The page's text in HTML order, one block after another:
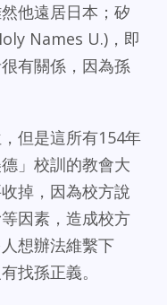
他遠居日本；矽
Names U.)，即
有關係，因為孫
但是這所有154年
」校訓的教會大
掉，因為校方說
因素，造成校方
想辦法維繫下
找孫正義。